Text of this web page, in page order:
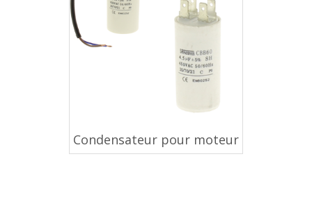
Condensateur pour moteur